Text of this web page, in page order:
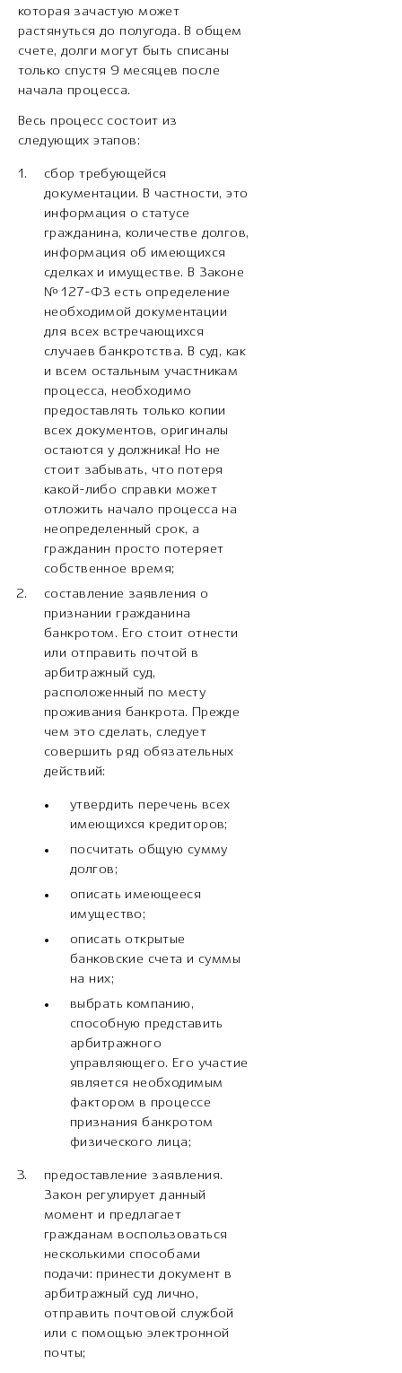
которая зачастую может
растянуться до полугода. В общем
счете, долги могут быть списаны
только спустя 9 месяцев после
начала процесса.
Весь процесс состоит из
следующих этапов:
сбор требующейся
документации. В частности, это
информация о статусе
гражданина, количестве долгов,
информация об имеющихся
сделках и имуществе. В Законе
№127-ФЗ есть определение
необходимой документации
для всех встречающихся
случаев банкротства. В суд, как
и всем остальным участникам
процесса, необходимо
предоставлять только копии
всех документов, оригиналы
остаются у должника! Но не
стоит забывать, что потеря
какой-либо справки может
отложить начало процесса на
неопределенный срок, а
гражданин просто потеряет
собственное время;
составление заявления о
признании гражданина
банкротом. Его стоит отнести
или отправить почтой в
арбитражный суд,
расположенный по месту
проживания банкрота. Прежде
чем это сделать, следует
совершить ряд обязательных
действий:
утвердить перечень всех
имеющихся кредиторов;
посчитать общую сумму
долгов;
описать имеющееся
имущество;
описать открытые
банковские счета и суммы
на них;
выбрать компанию,
способную представить
арбитражного
управляющего. Его участие
является необходимым
фактором в процессе
признания банкротом
физического лица;
предоставление заявления.
Закон регулирует данный
момент и предлагает
гражданам воспользоваться
несколькими способами
подачи: принести документ в
арбитражный суд лично,
отправить почтовой службой
или с помощью электронной
почты;